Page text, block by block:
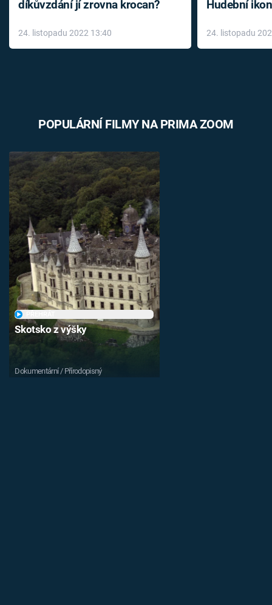
díkůvzdání jí zrovna krocan?
24. listopadu 2022 13:40
Hudební
léky
24. listopadu
POPULÁRNÍ FILMY NA PRIMA ZOOM
Skotsko z výšky
Dokumentární / Přírodopisný